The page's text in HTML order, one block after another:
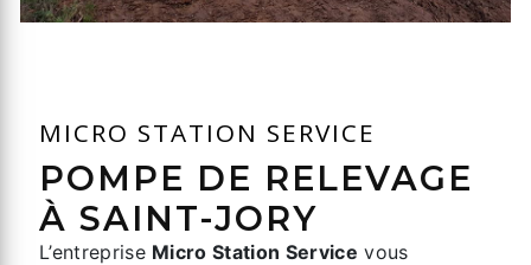
MICRO STATION SERVICE
POMPE DE RELEVAGE
À SAINT-JORY
L’entreprise Micro Station Service vous